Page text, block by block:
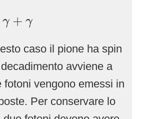
γ + γ
caso il pione ha spin
avviene a
fotoni vengono emessi in
Per conservare lo